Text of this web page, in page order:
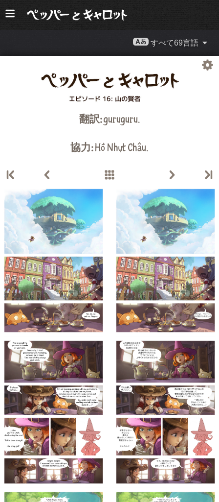
すべて69言語
翻訳:guruguru.
協力:Hồ Nhựt Châu.